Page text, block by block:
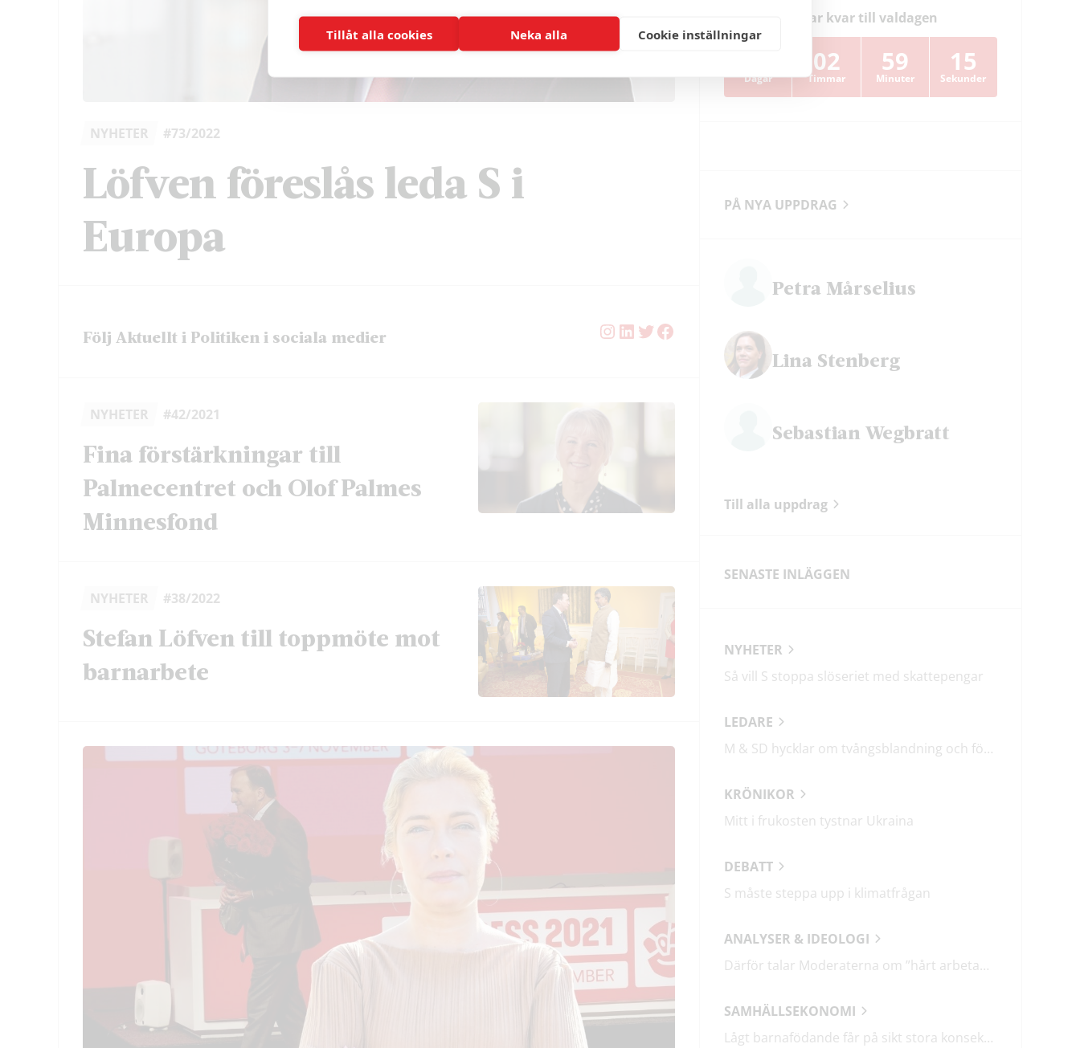
Tillåt alla cookies Neka alla Cookie inställningar
NYHETER #73/2022
Löfven föreslås leda S i
Europa
Följ Aktuellt i Politiken i sociala medier Instagram
LinkedIn
Twitter
Facebook
NYHETER #42/2021
Fina förstärkningar till
Palmecentret och Olof Palmes
Minnesfond
NYHETER #38/2022
Stefan Löfven till toppmöte mot
barnarbete
Dagar kvar till valdagen
Dagar
02
Timmar
59
Minuter
13
Sekunder
PÅ NYA UPPDRAG
Petra Mårselius
Lina Stenberg
Sebastian Wegbratt
Till alla uppdrag
SENASTE INLÄGGEN
NYHETER
Så vill S stoppa slöseriet med skattepengar
LEDARE
M & SD hycklar om tvångsblandning och förvärrar segregationen
KRÖNIKOR
Mitt i frukosten tystnar Ukraina
DEBATT
S måste steppa upp i klimatfrågan
ANALYSER & IDEOLOGI
Därför talar Moderaterna om ”hårt arbetande människor”
SAMHÄLLSEKONOMI
Lågt barnafödande får på sikt stora konsekvenser